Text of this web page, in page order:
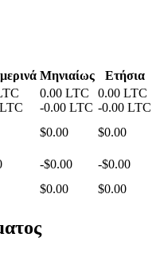
Μηνιαίως
Ετήσια
LTC
0.00 LTC
-0.00 LTC
0.00 LTC
-0.00 LTC
$0.00
$0.00
-$0.00 -$0.00
$0.00 $0.00